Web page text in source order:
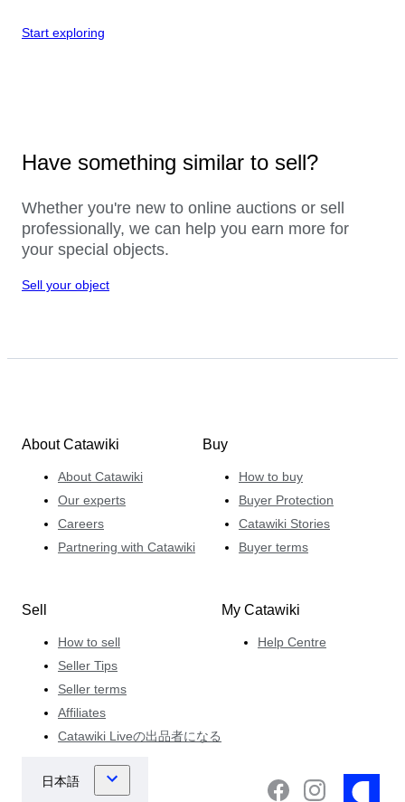
Start exploring
Have something similar to sell?
Whether you're new to online auctions or sell
professionally, we can help you earn more for
your special objects.
Sell your object
About Catawiki
About Catawiki
Our experts
Careers
Partnering with Catawiki
Buy
How to buy
Buyer Protection
Catawiki Stories
Buyer terms
Sell
How to sell
Seller Tips
Seller terms
Affiliates
Catawiki Liveの出品者になる
My Catawiki
Help Centre